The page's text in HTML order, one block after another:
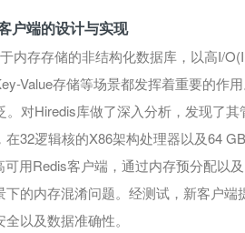
户端的设计与实现
内存存储的非结构化数据库，以高I/
Value存储等场景都发挥着重要的作
。对Hiredis库做了深入分析，发现了
32逻辑核的X86架构处理器以及64
用Redis客户端，通过内存预分配以
的内存混淆问题。经测试，新客户
以及数据准确性。